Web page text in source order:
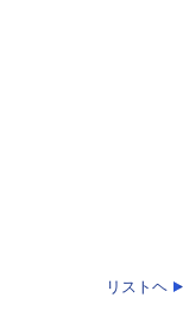
リストヘ